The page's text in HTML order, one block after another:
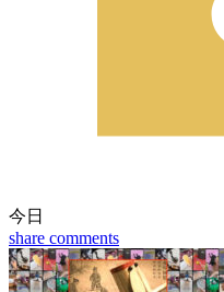
今日
share comments